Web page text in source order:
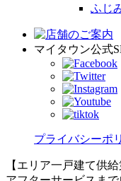
ふじ
マイタウン公式
プライバシーポ
【エリア一戸建て供